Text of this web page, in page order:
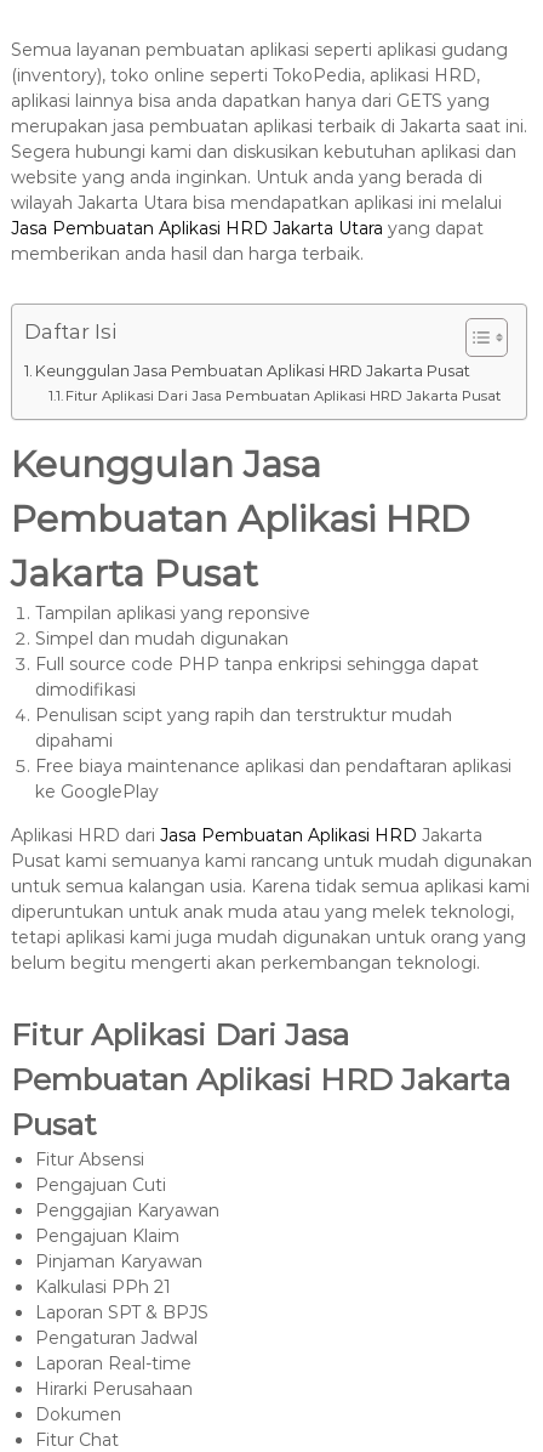
Semua layanan pembuatan aplikasi seperti aplikasi gudang
(inventory), toko online seperti TokoPedia, aplikasi HRD,
aplikasi lainnya bisa anda dapatkan hanya dari GETS yang
merupakan jasa pembuatan aplikasi terbaik di Jakarta saat ini.
Segera hubungi kami dan diskusikan kebutuhan aplikasi dan
website yang anda inginkan. Untuk anda yang berada di
wilayah Jakarta Utara bisa mendapatkan aplikasi ini melalui
Jasa Pembuatan Aplikasi HRD Jakarta Utara yang dapat
memberikan anda hasil dan harga terbaik.
Daftar Isi
Keunggulan Jasa Pembuatan Aplikasi HRD Jakarta Pusat
Fitur Aplikasi Dari Jasa Pembuatan Aplikasi HRD Jakarta Pusat
Keunggulan Jasa
Pembuatan Aplikasi HRD
Jakarta Pusat
Tampilan aplikasi yang reponsive
Simpel dan mudah digunakan
Full source code PHP tanpa enkripsi sehingga dapat
dimodifikasi
Penulisan scipt yang rapih dan terstruktur mudah
dipahami
Free biaya maintenance aplikasi dan pendaftaran aplikasi
ke GooglePlay
Aplikasi HRD dari Jasa Pembuatan Aplikasi HRD Jakarta
Pusat kami semuanya kami rancang untuk mudah digunakan
untuk semua kalangan usia. Karena tidak semua aplikasi kami
diperuntukan untuk anak muda atau yang melek teknologi,
tetapi aplikasi kami juga mudah digunakan untuk orang yang
belum begitu mengerti akan perkembangan teknologi.
Fitur Aplikasi Dari Jasa
Pembuatan Aplikasi HRD Jakarta
Pusat
Fitur Absensi
Pengajuan Cuti
Penggajian Karyawan
Pengajuan Klaim
Pinjaman Karyawan
Kalkulasi PPh 21
Laporan SPT & BPJS
Pengaturan Jadwal
Laporan Real-time
Hirarki Perusahaan
Dokumen
Fitur Chat